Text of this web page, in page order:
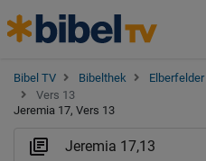
Bibel TV Bibelthek Elberfelder
Vers 13
Jeremia 17, Vers 13